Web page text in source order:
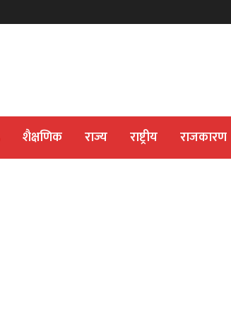
शैक्षणिक राज्य राष्ट्रीय राजकारण